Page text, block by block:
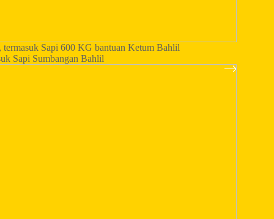
Sapi 600 KG bantuan Ketum Bahlil
Sapi Sumbangan Bahlil